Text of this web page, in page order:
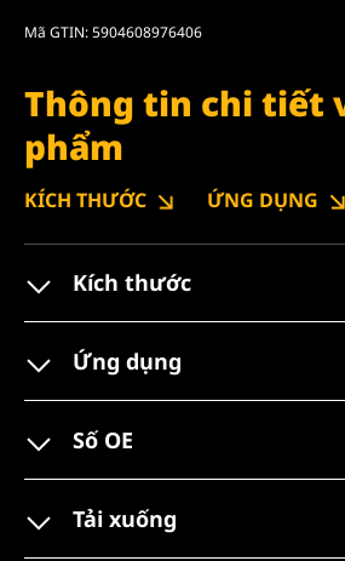
Mã GTIN: 5904608976406
Thông tin chi tiết
phẩm
KÍCH THƯỚC ỨNG DỤNG
Kích thước
Ứng dụng
Số OE
Tải xuống